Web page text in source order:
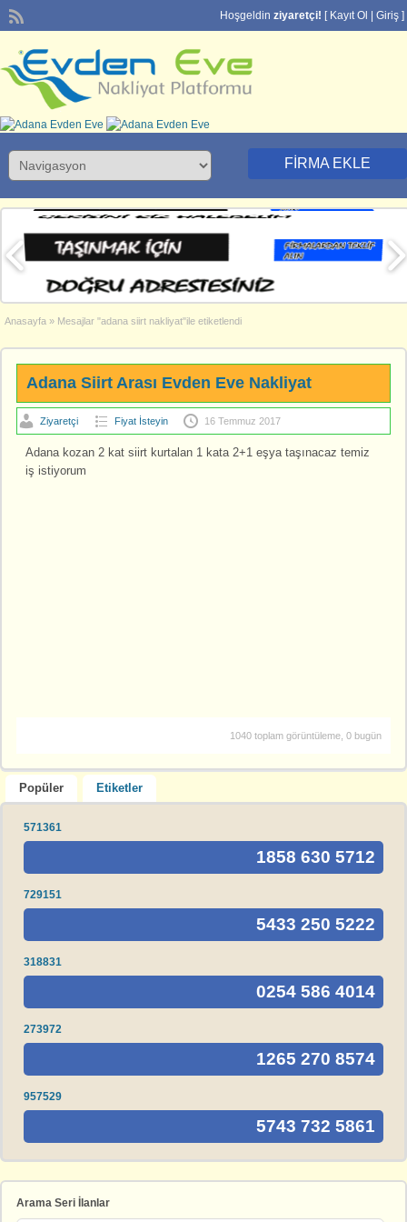
Hoşgeldin ziyaretçi! [ Kayıt Ol Giriş ]
FIRMA EKLE
Anasayfa » Mesajlar "adana siirt nakliyat"ile etiketlendi
Adana Siirt Arası Evden Eve Nakliyat
Ziyaretçi Fiyat İsteyin 16 Temmuz 2017
Adana kozan 2 kat siirt kurtalan 1 kata 2+1 eşya taşınacaz temiz
iş istiyorum
1040 toplam görüntüleme, 0 bugün
Popüler Etiketler
571361
1858 630 5712
729151
5433 250 5222
318831
0254 586 4014
273972
1265 270 8574
957529
5743 732 5861
Arama Seri İlanlar